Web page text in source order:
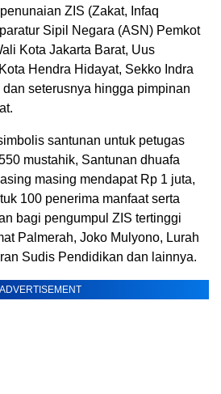
ZIS (Zakat, Infaq
Sipil Negara (ASN) Pemkot
Kota Jakarta Barat, Uus
Hendra Hidayat, Sekko Indra
seterusnya hingga pimpinan
santunan untuk petugas
mustahik, Santunan dhuafa
masing mendapat Rp 1 juta,
100 penerima manfaat serta
bagi pengumpul ZIS tertinggi
Palmerah, Joko Mulyono, Lurah
Sudis Pendidikan dan lainnya.
ADVERTISEMENT